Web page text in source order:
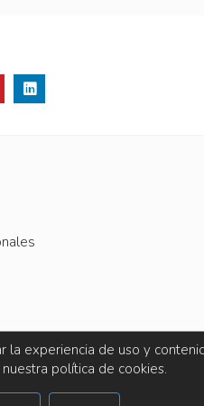
experiencia de uso y
política de cookies.